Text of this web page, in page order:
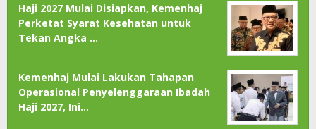
Haji 2027 Mulai Disiapkan, Kemenhaj
Perketat Syarat Kesehatan untuk
Tekan Angka …
Kemenhaj Mulai Lakukan Tahapan
Operasional Penyelenggaraan Ibadah
Haji 2027, Ini…